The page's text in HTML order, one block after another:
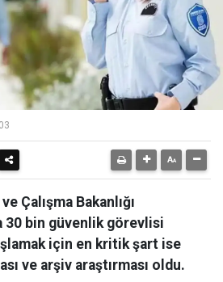
Çalışma Bakanlığı
30 bin güvenlik görevlisi
için en kritik şart ise
ve arşiv araştırması oldu.